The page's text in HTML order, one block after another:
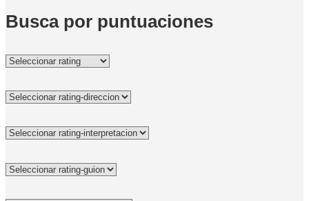
Busca por puntuaciones